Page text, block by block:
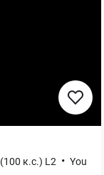
к.с.) L2 • You